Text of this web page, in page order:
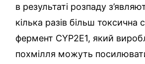
в результаті розпаду
кілька разів більш
фермент CYP2E1, який
похмілля можуть